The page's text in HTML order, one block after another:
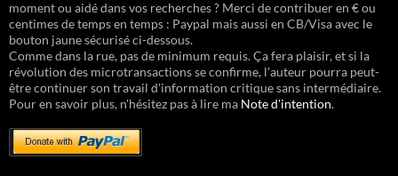
moment ou aidé dans vos recherches ? Merci de contribuer en € ou
centimes de temps en temps : Paypal mais aussi en CB/Visa avec le
bouton jaune sécurisé ci-dessous.
Comme dans la rue, pas de minimum requis. Ça fera plaisir, et si la
révolution des microtransactions se confirme, l'auteur pourra peut-
être continuer son travail d'information critique sans intermédiaire.
Pour en savoir plus, n'hésitez pas à lire ma Note d'intention.